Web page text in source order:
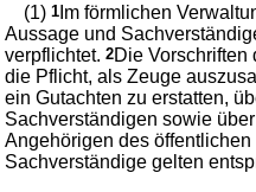
Teil V Besondere
Abschnitt 1 Förmliches
(1)1 Im förmlichen
Aussage und
verpflichtet.2Die Vorschriften
die Pflicht, als Zeuge
ein Gutachten zu erstatten,
Sachverständigen sowie
Angehörigen des
Sachverständige gelten